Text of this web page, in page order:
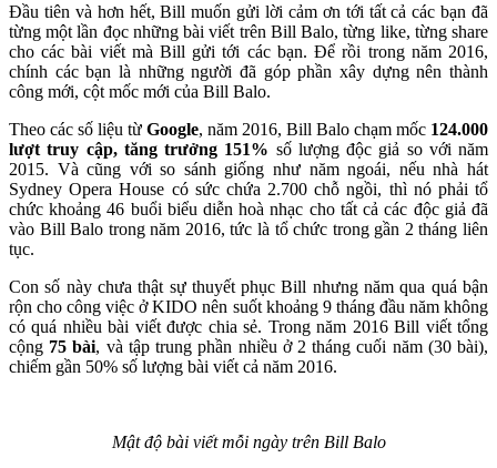
Đầu tiên và hơn hết, Bill muốn gửi lời cảm ơn tới tất cả các bạn đã
từng một lần đọc những bài viết trên Bill Balo, từng like, từng share
cho các bài viết mà Bill gửi tới các bạn. Để rồi trong năm 2016,
chính các bạn là những người đã góp phần xây dựng nên thành
công mới, cột mốc mới của Bill Balo.
Theo các số liệu từ Google, năm 2016, Bill Balo chạm mốc 124.000
lượt truy cập, tăng trưởng 151% số lượng độc giả so với năm
2015. Và cũng với so sánh giống như năm ngoái, nếu nhà hát
Sydney Opera House có sức chứa 2.700 chỗ ngồi, thì nó phải tổ
chức khoảng 46 buổi biểu diễn hoà nhạc cho tất cả các độc giả đã
vào Bill Balo trong năm 2016, tức là tổ chức trong gần 2 tháng liên
tục.
Con số này chưa thật sự thuyết phục Bill nhưng năm qua quá bận
rộn cho công việc ở KIDO nên suốt khoảng 9 tháng đầu năm không
có quá nhiều bài viết được chia sẻ. Trong năm 2016 Bill viết tổng
cộng 75 bài, và tập trung phần nhiều ở 2 tháng cuối năm (30 bài),
chiếm gần 50% số lượng bài viết cả năm 2016.
Mật độ bài viết mỗi ngày trên Bill Balo